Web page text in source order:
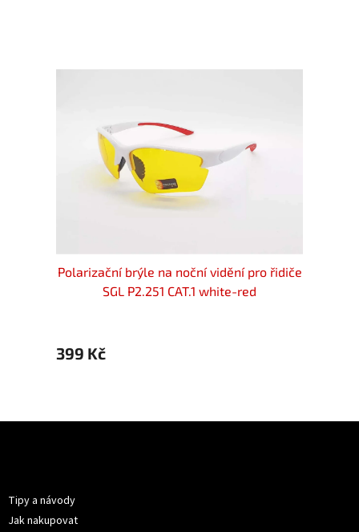
Polarizační brýle na noční vidění pro řidiče
SGL P2.251 CAT.1 white-red
399 Kč
Tipy a návody
Jak nakupovat